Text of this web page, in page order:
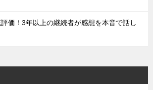
価！‌3年以上の継続者が感想を本音で話し